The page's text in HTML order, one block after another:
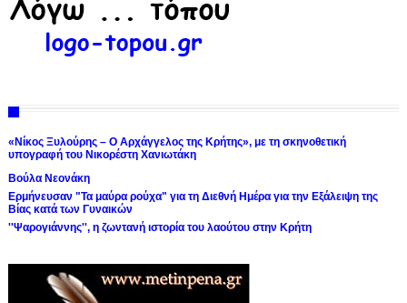
«Νίκος Ξυλούρης – Ο Αρχάγγελος της Κρήτης», με τη σκηνοθετική
υπογραφή του Νικορέστη Χανιωτάκη
Βούλα Νεονάκη
Ερμήνευσαν "Τα μαύρα ρούχα" για τη Διεθνή Ημέρα για την Εξάλειψη της
Βίας κατά των Γυναικών
''Ψαρογιάννης'', η ζωντανή ιστορία του λαούτου στην Κρήτη